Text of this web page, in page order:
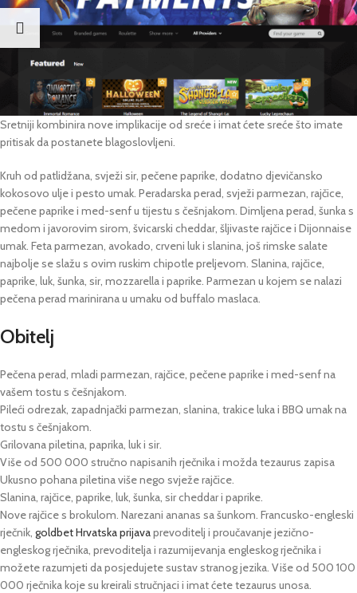
Sretniji kombinira nove implikacije od sreće i imat ćete sreće što imate
pritisak da postanete blagoslovljeni.
Kruh od patlidžana, svježi sir, pečene paprike, dodatno djevičansko
kokosovo ulje i pesto umak. Peradarska perad, svježi parmezan, rajčice,
pečene paprike i med-senf u tijestu s češnjakom. Dimljena perad, šunka s
medom i javorovim sirom, švicarski cheddar, šljivaste rajčice i Dijonnaise
umak. Feta parmezan, avokado, crveni luk i slanina, još rimske salate
najbolje se slažu s ovim ruskim chipotle preljevom. Slanina, rajčice,
paprike, luk, šunka, sir, mozzarella i paprike. Parmezan u kojem se nalazi
pečena perad marinirana u umaku od buffalo maslaca.
Obitelj
Pečena perad, mladi parmezan, rajčice, pečene paprike i med-senf na
vašem tostu s češnjakom.
Pileći odrezak, zapadnjački parmezan, slanina, trakice luka i BBQ umak na
tostu s češnjakom.
Grilovana piletina, paprika, luk i sir.
Više od 500 000 stručno napisanih rječnika i možda tezaurus zapisa
Ukusno pohana piletina više nego svježe rajčice.
Slanina, rajčice, paprike, luk, šunka, sir cheddar i paprike.
Nove rajčice s brokulom. Narezani ananas sa šunkom. Francusko-engleski
rječnik, goldbet Hrvatska prijavaprevoditelj i proučavanje jezično-
engleskog rječnika, prevoditelja i razumijevanja engleskog rječnika i
možete razumjeti da posjedujete sustav stranog jezika. Više od 500 100
000 rječnika koje su kreirali stručnjaci i imat ćete tezaurus unosa.